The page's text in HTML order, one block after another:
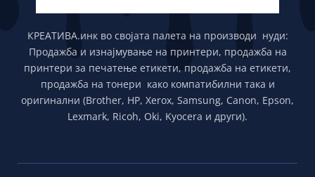
КРЕАТИВА.инк во својата палета на производи нуди:
Продажба и изнајмување на принтери, продажба на
принтери за печатење етикети, продажба на етикети,
продажба на тонери како компатибилни така и
оригинални (Brother, HP, Xerox, Samsung, Canon, Epson,
Lexmark, Ricoh, Oki, Kyocera и други).